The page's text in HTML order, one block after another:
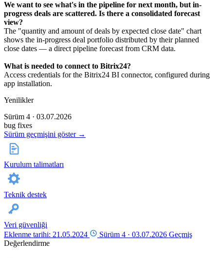
We want to see what's in the pipeline for next month, but in-
progress deals are scattered. Is there a consolidated forecast
view?
The "quantity and amount of deals by expected close date" chart
shows the in-progress deal portfolio distributed by their planned
close dates — a direct pipeline forecast from CRM data.
What is needed to connect to Bitrix24?
Access credentials for the Bitrix24 BI connector, configured during
app installation.
Yenilikler
Sürüm 4 · 03.07.2026
bug fixes
Sürüm geçmişini göster →
Kurulum talimatları
Teknik destek
Veri güvenliği
Eklenme tarihi: 21.05.2024
Sürüm 4 · 03.07.2026 Geçmiş
Değerlendirme